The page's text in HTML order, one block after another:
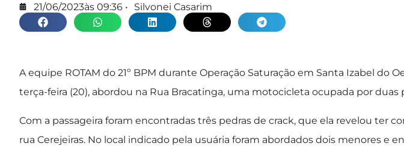
21/06/2023às 09:36 • Silvonei Casarim
A equipe ROTAM do 21º BPM durante Operação Saturação em Santa Izabel do
terça-feira (20), abordou na Rua Bracatinga, uma motocicleta ocupada por duas
Com a passageira foram encontradas três pedras de crack, que ela revelou ter
rua Cerejeiras. No local indicado pela usuária foram abordados dois menores e